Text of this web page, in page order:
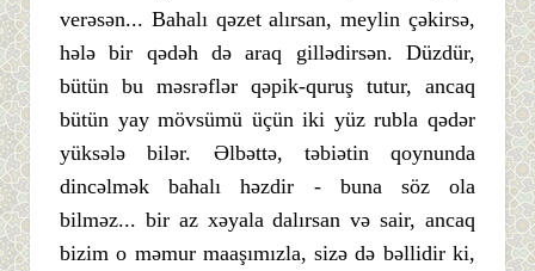
verəsən... Bahalı qəzet alırsan, meylin çəkirsə,
hələ bir qədəh də araq gillədirsən. Düzdür,
bütün bu məsrəflər qəpik-quruş tutur, ancaq
bütün yay mövsümü üçün iki yüz rubla qədər
yüksələ bilər. Əlbəttə, təbiətin qoynunda
dincəlmək bahalı həzdir - buna söz ola
bilməz... bir az xəyala dalırsan və sair, ancaq
bizim o məmur maaşımızla, sizə də bəllidir ki,